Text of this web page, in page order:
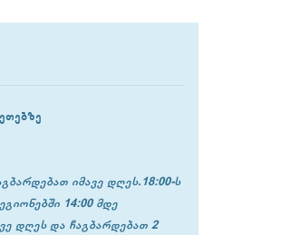
იმავე დღეს.18:00-ს
14:00 მდე
დღეს და ჩაგბარდებათ 2